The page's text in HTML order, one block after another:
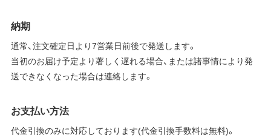
納期
通常、注文確定日より7営業日前後で発送します。
当初のお届け予定より著しく遅れる場合、または諸事情により発
送できなくなった場合は連絡します。
お支払い方法
代金引換のみに対応しております(代金引換手数料は無料)。